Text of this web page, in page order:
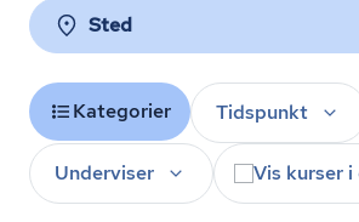
Sted
Kategorier Tidspunkt
Underviser Vis kurser i